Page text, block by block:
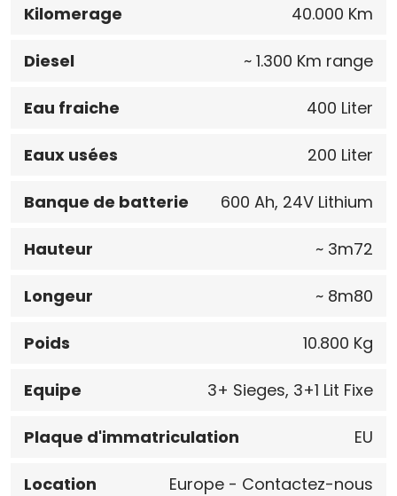
Kilomerage 40.000 Km
Diesel ~ 1.300 Km range
Eau fraiche 400 Liter
Eaux usées 200 Liter
Banque de batterie 600 Ah, 24V Lithium
Hauteur ~ 3m72
Longeur ~ 8m80
Poids 10.800 Kg
Equipe 3+ Sieges, 3+1 Lit Fixe
Plaque d'immatriculation EU
Location Europe - Contactez-nous